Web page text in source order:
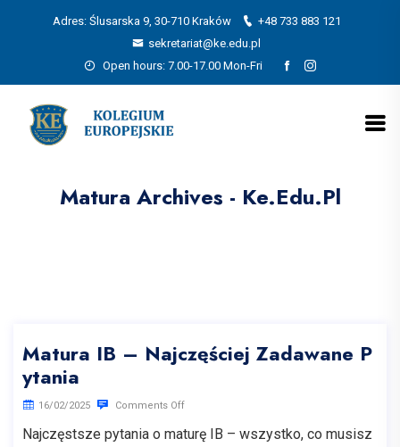
Adres: Ślusarska 9, 30-710 Kraków
+48 733 883 121
sekretariat@ke.edu.pl
Open hours: 7.00-17.00 Mon-Fri
Matura Archives - Ke.edu.pl
Matura IB – Najczęściej Zadawane P
ytania
16/02/2025 Comments Off
Najczęstsze pytania o maturę IB – wszystko, co musisz